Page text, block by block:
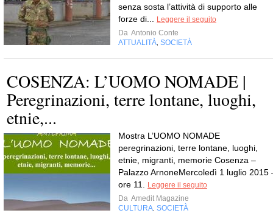
senza sosta l’attività di supporto alle
forze di...
Leggere il seguito
Da Antonio Conte
ATTUALITÀ SOCIETÀ
COSENZA: L’UOMO NOMADE |
Peregrinazioni, terre lontane, luoghi,
etnie,...
Mostra L’UOMO NOMADE
peregrinazioni, terre lontane, luoghi,
etnie, migranti, memorie Cosenza –
Palazzo ArnoneMercoledì 1 luglio 2015
ore 11.
Leggere il seguito
Da Amedit Magazine
CULTURA SOCIETÀ